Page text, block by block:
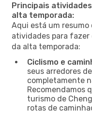
Principais
alta temporada:
Aqui está um resumo
atividades para fazer
da alta temporada:
Ciclismo e
seus arredores
completamente
Recomendamos
turismo de
rotas de